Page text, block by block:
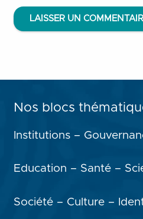
LAISSER UN
Nos blocs
Institutions –
Education – Santé –
Société – Culture –